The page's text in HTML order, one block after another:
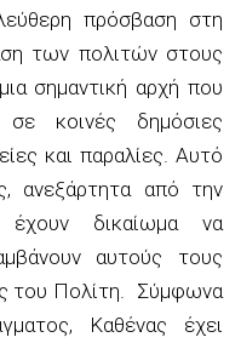
πρόσβαση στη
των πολιτών στους
σημαντική αρχή που
σε κοινές δημόσιες
και παραλίες. Αυτό
ανεξάρτητα από την
έχουν δικαίωμα να
αυτούς τους
του Πολίτη. Σύμφωνα
Kαθένας έχει